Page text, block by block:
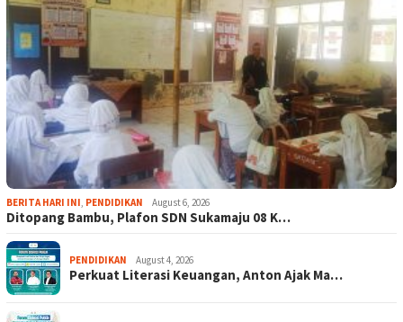
BERITA HARI INI, PENDIDIKAN August 6, 2026
Ditopang Bambu, Plafon SDN Sukamaju 08 K…
PENDIDIKAN August 4, 2026
Perkuat Literasi Keuangan, Anton Ajak Ma…